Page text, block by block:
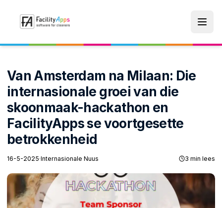
Van Amsterdam na Milaan: Die
internasionale groei van die
skoonmaak-hackathon en
FacilityApps se voortgesette
betrokkenheid
16-5-2025·Internasionale Nuus 3 min lees